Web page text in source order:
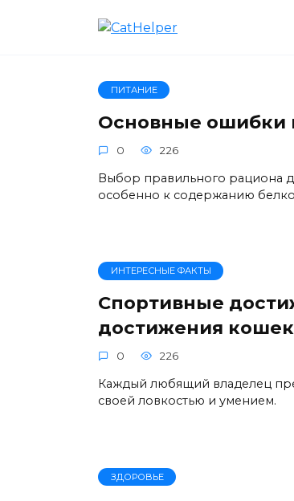
ПИТАНИЕ
Основные ошибки
0 226
Выбор правильного рациона
особенно к содержанию
ИНТЕРЕСНЫЕ ФАКТЫ
Спортивные
достижения
0 226
Каждый любящий владелец
своей ловкостью и умением.
ЗДОРОВЬЕ